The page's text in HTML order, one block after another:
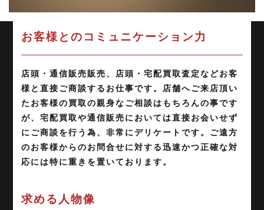
お客様とのコミュニケーション力
店頭・通信販売販売、店頭・宅配買取査定などお客
様と直接ご商談するお仕事です。店舗へご来店頂い
たお客様の買取の親身なご相談はもちろんの事です
が、宅配買取や通信販売においては直接お会いせず
にご商談を行う為、非常にデリケートです。ご遠方
のお客様からのお問合せに対する迅速かつ正確な対
応には特に重きを置いております。
求める人物像